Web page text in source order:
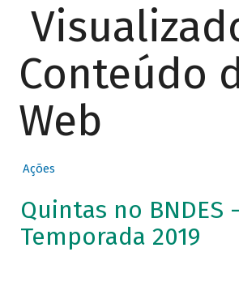
Conteúdo
Web
Ações
Quintas no BNDES -
Temporada 2019